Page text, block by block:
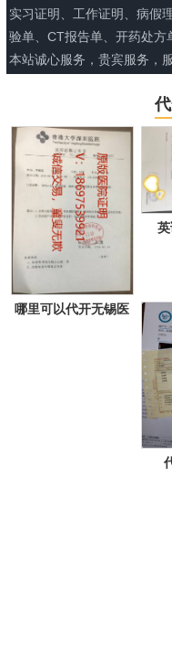
实习证明、工作证明、病假
验单、CT报告单、开药处方
本站诚心服务，贵宾服务，
哪里可以代开无锡医